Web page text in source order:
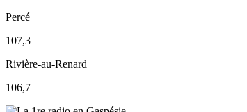
Percé
107,3
Rivière-au-Renard
106,7